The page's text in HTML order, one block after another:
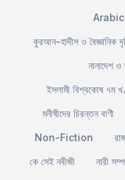
কুরআন-হাদীস ও বৈজ্ঞানিক
নানাদেশ
ইসলামী বিশ্বকোষ ৭ম
মনীষীদের চিরন্তন বাণী
Non-Fiction
কে সেই নবীজী
নারী